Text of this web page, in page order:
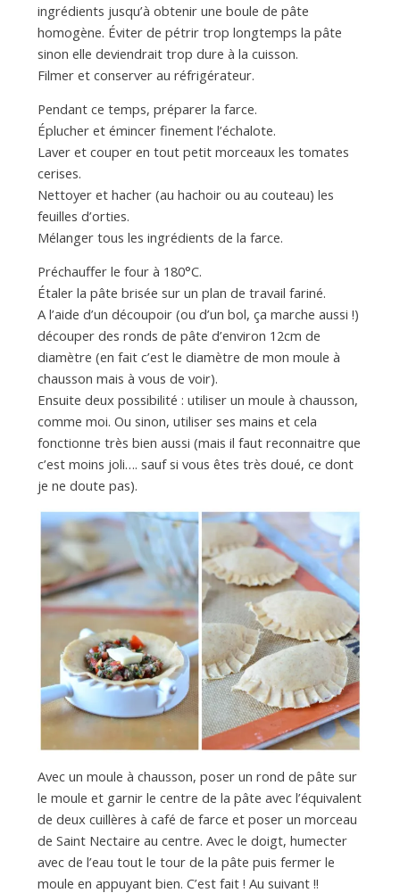
ingrédients jusqu’à obtenir une boule de pâte
homogène. Éviter de pétrir trop longtemps la pâte
sinon elle deviendrait trop dure à la cuisson.
Filmer et conserver au réfrigérateur.
Pendant ce temps, préparer la farce.
Éplucher et émincer finement l’échalote.
Laver et couper en tout petit morceaux les tomates
cerises.
Nettoyer et hacher (au hachoir ou au couteau) les
feuilles d’orties.
Mélanger tous les ingrédients de la farce.
Préchauffer le four à 180°C.
Étaler la pâte brisée sur un plan de travail fariné.
A l’aide d’un découpoir (ou d’un bol, ça marche aussi !)
découper des ronds de pâte d’environ 12cm de
diamètre (en fait c’est le diamètre de mon moule à
chausson mais à vous de voir).
Ensuite deux possibilité : utiliser un moule à chausson,
comme moi. Ou sinon, utiliser ses mains et cela
fonctionne très bien aussi (mais il faut reconnaitre que
c’est moins joli…. sauf si vous êtes très doué, ce dont
je ne doute pas).
Avec un moule à chausson, poser un rond de pâte sur
le moule et garnir le centre de la pâte avec l’équivalent
de deux cuillères à café de farce et poser un morceau
de Saint Nectaire au centre. Avec le doigt, humecter
avec de l’eau tout le tour de la pâte puis fermer le
moule en appuyant bien. C’est fait ! Au suivant !!